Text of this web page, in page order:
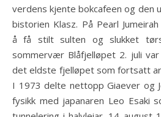
verdens kjente bokcafeen og den
bistorien Klasz. På Pearl
å få stilt sulten og slukket
sommervær Blåfjelløpet 2. juli
det eldste fjelløpet som fortsatt
I 1973 delte nettopp Giaever og
fysikk med japanaren Leo Esaki